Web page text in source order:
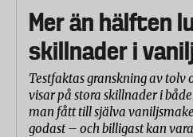
Mer än hälften
skillnader i
Testfaktas granskning av tolv
visar på stora skillnader i
man fått till själva
godast – och billigast kan